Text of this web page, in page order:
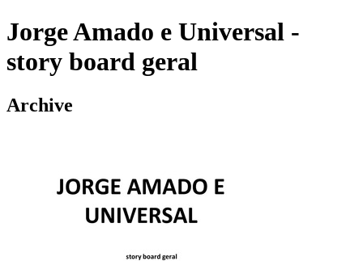
Jorge Amado e Universal -
story board geral
Archive